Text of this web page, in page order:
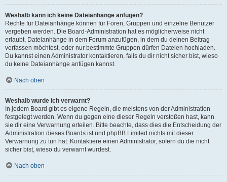
Weshalb kann ich keine Dateianhänge anfügen?
Rechte für Dateianhänge können für Foren, Gruppen und einzelne Benutzer
vergeben werden. Die Board-Administration hat es möglicherweise nicht
erlaubt, Dateianhänge in dem Forum anzufügen, in dem du deinen Beitrag
verfassen möchtest, oder nur bestimmte Gruppen dürfen Dateien hochladen.
Du kannst einen Administrator kontaktieren, falls du dir nicht sicher bist, wieso
du keine Dateianhänge anfügen kannst.
Nach oben
Weshalb wurde ich verwarnt?
In jedem Board gibt es eigene Regeln, die meistens von der Administration
festgelegt werden. Wenn du gegen eine dieser Regeln verstoßen hast, kann
sie dir eine Verwarnung erteilen. Bitte beachte, dass dies die Entscheidung der
Administration dieses Boards ist und phpBB Limited nichts mit dieser
Verwarnung zu tun hat. Kontaktiere einen Administrator, sofern du die nicht
sicher bist, wieso du verwarnt wurdest.
Nach oben